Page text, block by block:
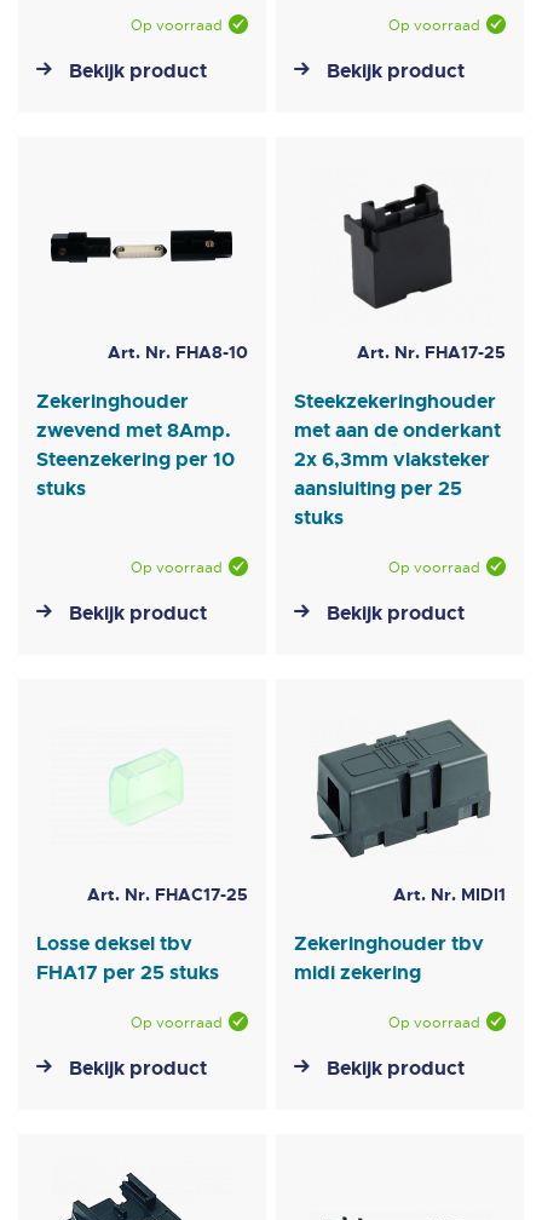
Op voorraad
Bekijk product
Op voorraad
Bekijk product
Art. Nr. FHA8-10
Zekeringhouder
zwevend met 8Amp.
Steenzekering per 10
stuks
Op voorraad
Bekijk product
Art. Nr. FHA17-25
Steekzekeringhouder
met aan de onderkant
2x 6,3mm vlaksteker
aansluiting per 25
stuks
Op voorraad
Bekijk product
Art. Nr. FHAC17-25
Losse deksel tbv
FHA17 per 25 stuks
Op voorraad
Bekijk product
Art. Nr. MIDI1
Zekeringhouder tbv
midi zekering
Op voorraad
Bekijk product